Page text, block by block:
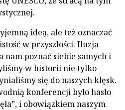
ideą, ale też oznaczać
w przyszłości. Iluzja
poznać siebie samych i
w historii nie tylko
się do naszych klęsk.
konferencji było hasło
i obowiązkiem naszym